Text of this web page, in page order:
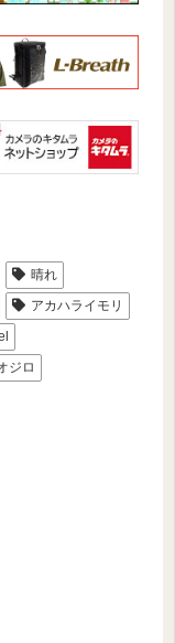
晴れ
アカハライモリ
ジロ